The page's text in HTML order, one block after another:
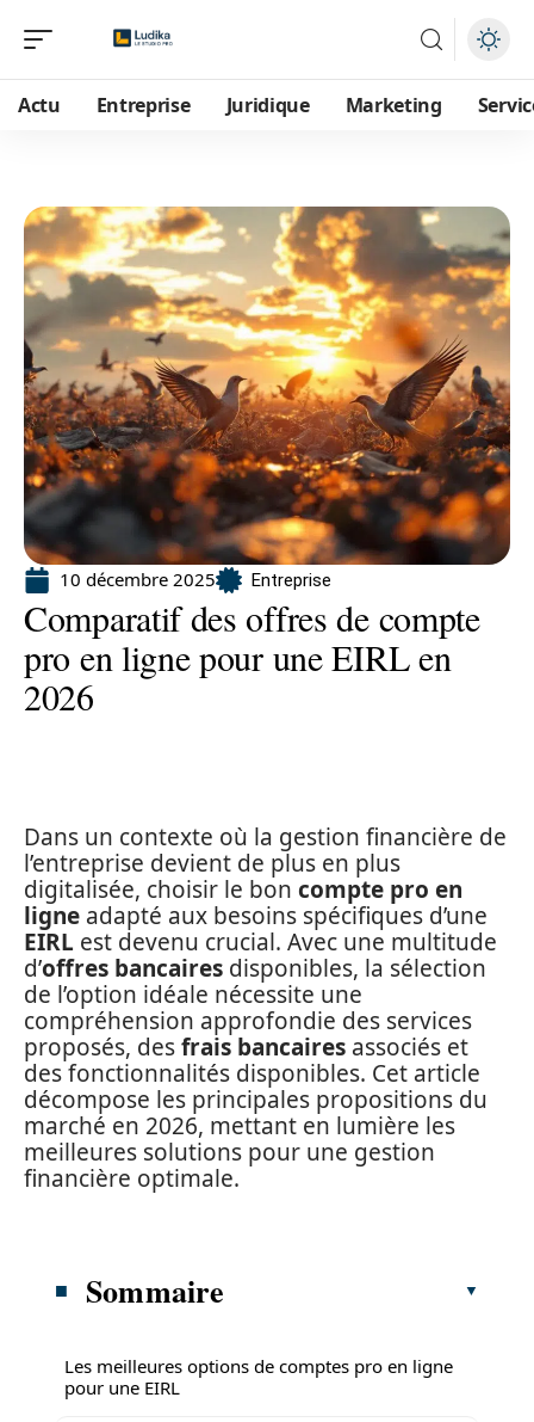
Actu Entreprise Juridique Marketing
10 décembre 2025 Entreprise
Comparatif des offres de compte
pro en ligne pour une EIRL en
2026
Dans un contexte où la gestion financière de
l’entreprise devient de plus en plus
digitalisée, choisir le bon compte pro en
ligne adapté aux besoins spécifiques d’une
EIRL est devenu crucial. Avec une multitude
d’offres bancaires disponibles, la sélection
de l’option idéale nécessite une
compréhension approfondie des services
proposés, desfrais bancaires associés et
des fonctionnalités disponibles. Cet article
décompose les principales propositions du
marché en 2026, mettant en lumière les
meilleures solutions pour une gestion
financière optimale.
Sommaire
Les meilleures options de comptes pro en ligne
pour une EIRL